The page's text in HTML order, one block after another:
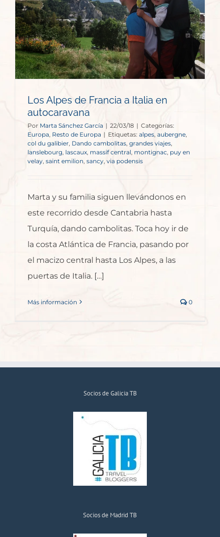
Los Alpes de Francia a Italia en
autocaravana
Por Marta Sánchez García | 22/03/18 | Categorías:
Europa Resto de Europa | Etiquetas: alpes, aubergne,
col du galibier Dando cambolitas, grandes viajes,
lanslebourg, lascaux, massif central montignac puy en
velay saint emilion sancy, via podensis
Marta y su familia siguen llevándonos en
este recorrido desde Cantabria hasta
Turquía, dando cambolitas. Toca hoy ir de
la costa Atlántica de Francia, pasando por
el macizo central hasta Los Alpes, a las
puertas de Italia. […]
Más información 0
Socios de Galicia TB
Socios de Madrid TB